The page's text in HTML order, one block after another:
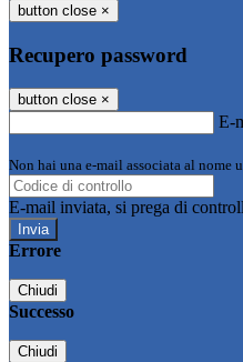
button close ×
Recupero password
button close ×
E-
Non hai una e-mail associata al nome
E-mail inviata, si prega di
Errore
Chiudi
Successo
Chiudi